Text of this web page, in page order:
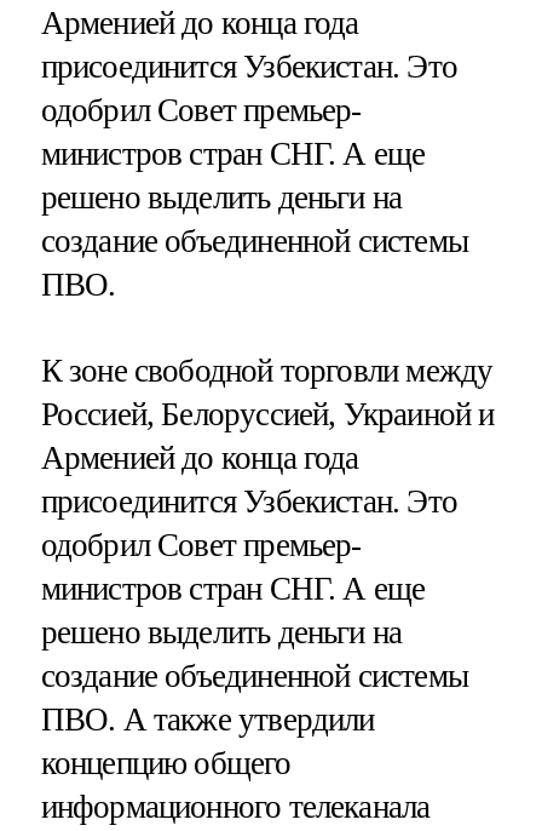
Арменией до конца года
присоединится Узбекистан. Это
одобрил Совет премьер-
министров стран СНГ. А еще
решено выделить деньги на
создание объединенной системы
ПВО.
К зоне свободной торговли между
Россией, Белоруссией, Украиной и
Арменией до конца года
присоединится Узбекистан. Это
одобрил Совет премьер-
министров стран СНГ. А еще
решено выделить деньги на
создание объединенной системы
ПВО. А также утвердили
концепцию общего
информационного телеканала